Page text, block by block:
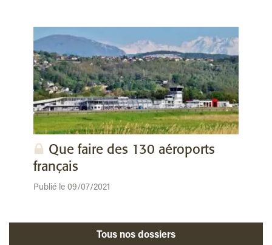
Que faire des 130 aéroports
français
Publié le 09/07/2021
Tous nos dossiers